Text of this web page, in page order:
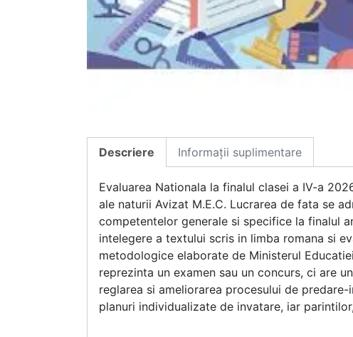
Descriere Informații suplimentare
Evaluarea Nationala la finalul clasei a IV-a
ale naturii Avizat M.E.C. Lucrarea de fata se
competentelor generale si specifice la finalul
intelegere a textului scris in limba romana si
metodologice elaborate de Ministerul
reprezinta un examen sau un concurs, ci are
reglarea si ameliorarea procesului de
planuri individualizate de invatare, iar